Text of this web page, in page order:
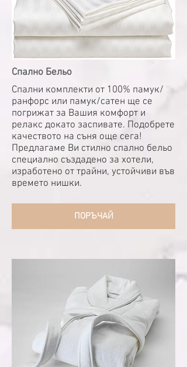
Спално Бельо
Спални комплекти от 100% памук/
ранфорс или памук/сатен ще се
погрижат за Вашия комфорт и
релакс докато заспивате. Подобрете
качеството на съня още сега!
Предлагаме Ви стилно спално бельо
специално създадено за хотели,
изработено от трайни, устойчиви във
времето нишки.
ПОРЪЧАЙ